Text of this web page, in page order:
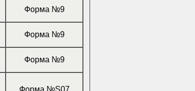
Форма №9
Форма №9
Форма №9
Форма №S07